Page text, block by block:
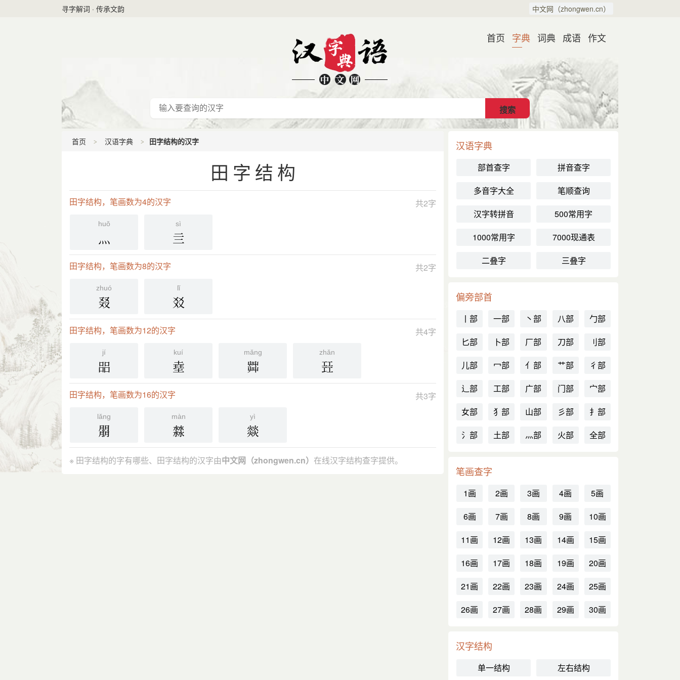
寻字解词 · 传承文韵 中文网（zhongwen.cn）
首页 字典 词典 成语 作文
首页 汉语字典 田字结构的汉字
田字结构
共2字
田字结构，笔画数为4的汉字
huǒ
灬
sì
亖
共2字
田字结构，笔画数为8的汉字
zhuó
叕
lǐ
㸚
共4字
田字结构，笔画数为12的汉字
jí
㗊
kuí
㙓
mǎng
茻
zhǎn
㠭
共3字
田字结构，笔画数为16的汉字
lǎng
朤
màn
㵘
yì
燚
※ 田字结构的字有哪些、田字结构的汉字由中文网（zhongwen.cn） 在线汉字结构查字提供。
汉语字典
部首查字
拼音查字
多音字大全
笔顺查询
汉字转拼音
500常用字
1000常用字
7000现通表
二叠字
三叠字
偏旁部首
丨部 一部 丶部 八部
勹部
匕部
卜部 厂部 刀部
刂部
儿部
冖部 亻部 艹部
彳部
辶部
工部 广部 门部
宀部
女部
犭部 山部 彡部
扌部
氵部
土部 灬部 火部 全部
笔画查字
1画 2画 3画 4画
5画
6画
7画 8画 9画
10画
11画
12画 13画 14画
15画
16画
17画 18画 19画
20画
21画
22画 23画 24画
25画
26画
27画 28画 29画 30画
汉字结构
单一结构
左右结构